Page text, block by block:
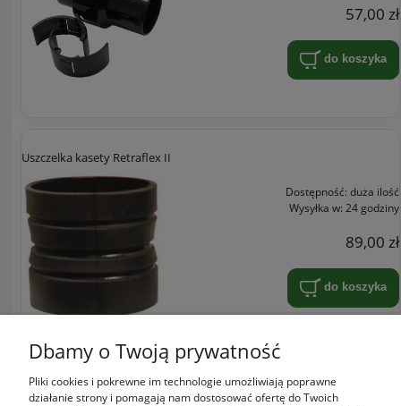
57,00 zł
do koszyka
Uszczelka kasety Retraflex II
Dostępność: duża ilość
Wysyłka w: 24 godziny
89,00 zł
do koszyka
Zakupy
Dbamy o Twoją prywatność
Pliki cookies i pokrewne im technologie umożliwiają poprawne
działanie strony i pomagają nam dostosować ofertę do Twoich